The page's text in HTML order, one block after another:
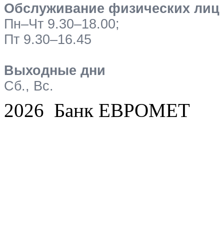
Обслуживание физических лиц
Пн–Чт 9.30–18.00;
Пт 9.30–16.45
Выходные дни
Сб., Вс.
2026 Банк ЕВРОМЕТ